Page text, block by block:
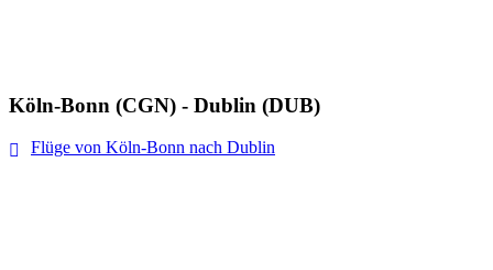
Köln-Bonn (CGN) - Dublin (DUB)
Flüge von Köln-Bonn nach Dublin